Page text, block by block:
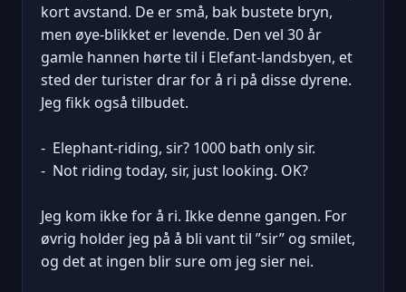
kort avstand. De er små, bak bustete bryn,
men øye-blikket er levende. Den vel 30 år
gamle hannen hørte til i Elefant-landsbyen, et
sted der turister drar for å ri på disse dyrene.
Jeg fikk også tilbudet.
- Elephant-riding, sir? 1000 bath only sir.
- Not riding today, sir, just looking. OK?
Jeg kom ikke for å ri. Ikke denne gangen. For
øvrig holder jeg på å bli vant til ”sir” og smilet,
og det at ingen blir sure om jeg sier nei.